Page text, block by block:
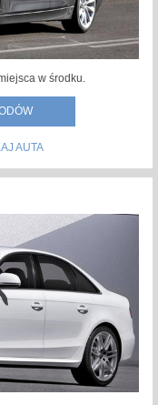
w środku.
AUTA